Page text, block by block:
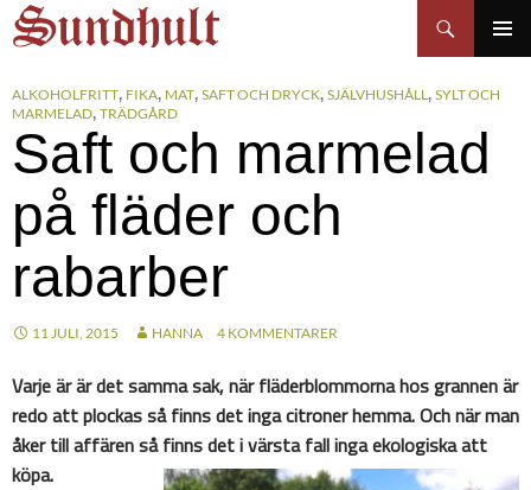
Hoppa
till
Sundhults blogg
Sök
ALKOHOLFRITT, FIKA, MAT, SAFT OCH DRYCK, SJÄLVHUSHÅLL, SYLT OCH
MARMELAD, TRÄDGÅRD
Saft och marmelad
på fläder och
rabarber
11 JULI, 2015 HANNA 4 KOMMENTARER
Varje är är det samma sak, när fläderblommorna hos grannen är
redo att plockas så finns det inga citroner hemma. Och när man
åker till affären så finns det i värsta fall inga ekologiska att
köpa.